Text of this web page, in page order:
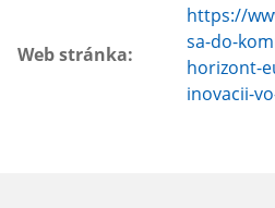
Web stránka:
https://
sa-do-
horizont-
inovacii-